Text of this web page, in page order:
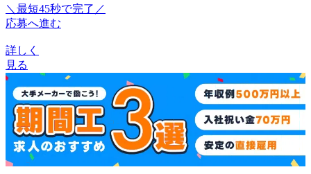
＼最短45秒で完了／
応募へ進む
詳しく
見る